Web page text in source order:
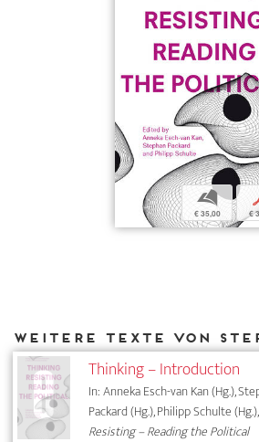
b
€ 35,00 €
Thinking – Introduction
In: Anneka Esch-van Kan (Hg.),
Packard (Hg.), Philipp Schulte (Hg.),
Resisting – Reading the Political